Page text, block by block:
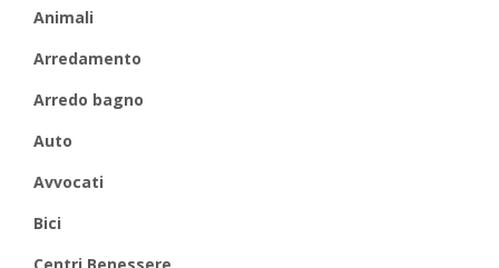
Animali
Arredamento
Arredo bagno
Auto
Avvocati
Bici